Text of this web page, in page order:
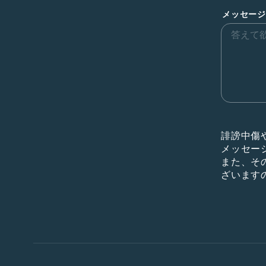
メッセージ
誹謗中傷
メッセー
また、そ
ざいます